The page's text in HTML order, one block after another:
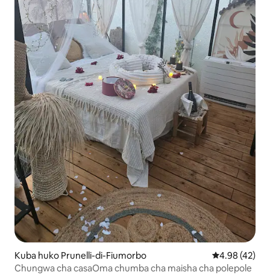
Kuba huko Prunelli-di-Fiumorbo Ukadiriaji wa
4.98 (42)
Chungwa cha casaOma chumba cha maisha cha polepole